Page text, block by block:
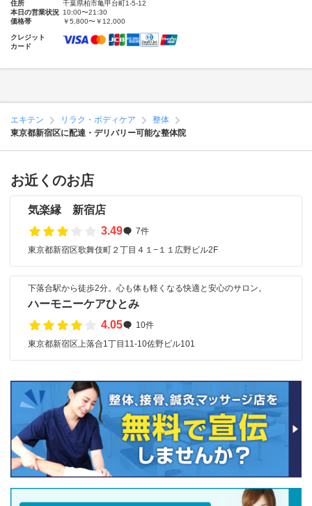
住所
千葉県柏市亀甲台町1-5-12
本日の営業状況 10:00〜21:30
価格帯
￥5,800〜￥12,000
クレジット
カード
エキテン リラク・ボディケア
整体
東京都新宿区に配達・デリバリー可能な整体院
お近くのお店
気楽縁 新宿店
3.49
7件
東京都新宿区歌舞伎町２丁目４１−１１広野ビル2F
下落合駅から徒歩2分。心も体も軽くなる快適と安心のサロン。
ハーモニーケアひとみ
4.05
10件
東京都新宿区上落合1丁目11-10佐野ビル101